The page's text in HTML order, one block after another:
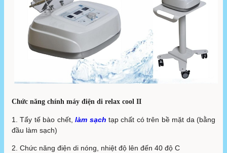
Chức năng chính máy điện di relax cool II
1. Tẩy tế bào chết,làm sạch tạp chất có trên bề mặt da (bằng
đầu làm sạch)
2. Chức năng điện di nóng, nhiệt độ lên đến 40 độ C